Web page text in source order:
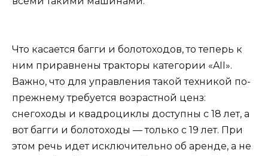
Что касается багги и болотоходов, то теперь к
ним приравнены тракторы категории «AII».
Важно, что для управления такой техникой по-
прежнему требуется возрастной ценз:
снегоходы и квадроциклы доступны с 18 лет, а
вот багги и болотоходы — только с 19 лет. При
этом речь идет исключительно об аренде, а не